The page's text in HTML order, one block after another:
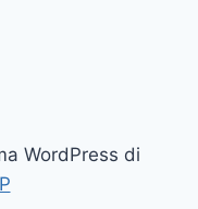
WordPress di